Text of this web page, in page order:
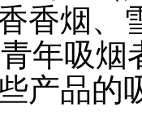
香烟、
年吸烟
产品的